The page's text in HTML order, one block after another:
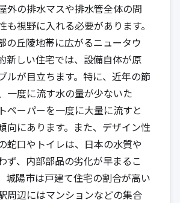
外の排水マスや排水管全体の問
も視野に入れる必要があります。
の丘陵地帯に広がるニュータウ
新しい住宅では、設備自体が原
ルが目立ちます。特に、近年の節
一度に流す水の量が少ないた
ペーパーを一度に大量に流すと
向にあります。また、デザイン性
蛇口やトイレは、日本の水質や
ず、内部部品の劣化が早まるこ
城陽市は戸建て住宅の割合が高い
周辺にはマンションなどの集合